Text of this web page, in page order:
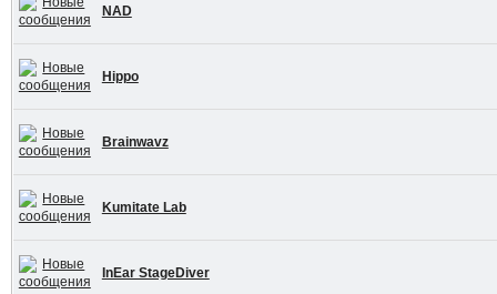
NAD
Hippo
Brainwavz
Kumitate Lab
InEar StageDiver